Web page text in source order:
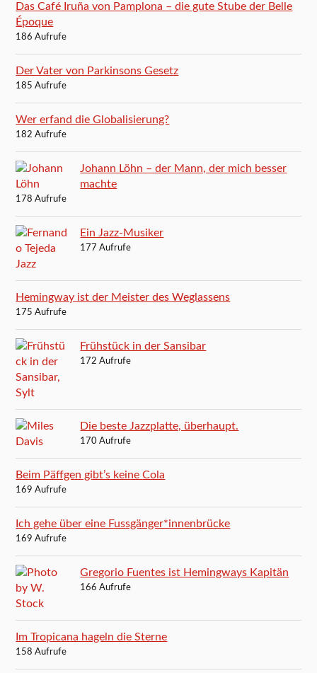
Das Café Iruña von Pamplona – die gute Stube der Belle
Époque
186 Aufrufe
Der Vater von Parkinsons Gesetz
185 Aufrufe
Wer erfand die Globalisierung?
182 Aufrufe
Johann Löhn – der Mann, der mich besser
machte
178 Aufrufe
Ein Jazz-Musiker
177 Aufrufe
Hemingway ist der Meister des Weglassens
175 Aufrufe
Frühstück in der Sansibar
172 Aufrufe
Die beste Jazzplatte, überhaupt.
170 Aufrufe
Beim Päffgen gibt’s keine Cola
169 Aufrufe
Ich gehe über eine Fussgänger*innenbrücke
169 Aufrufe
Gregorio Fuentes ist Hemingways Kapitän
166 Aufrufe
Im Tropicana hageln die Sterne
158 Aufrufe